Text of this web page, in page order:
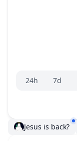
ตัวเลือกระยะ
24h 7d
Jesus is back?